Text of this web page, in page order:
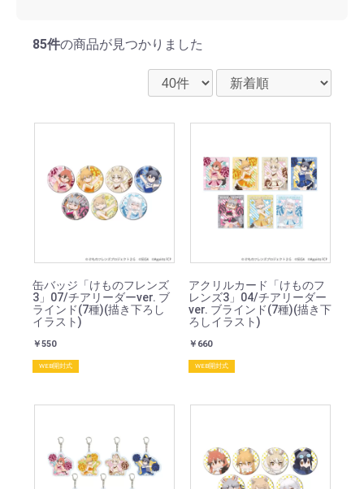
85件の商品が見つかりました
缶バッジ「けものフレンズ
3」07/チアリーダーver. ブ
ラインド(7種)(描き下ろし
イラスト)
￥550
WEB開封式
アクリルカード「けものフ
レンズ3」04/チアリーダー
ver. ブラインド(7種)(描き下
ろしイラスト)
￥660
WEB開封式